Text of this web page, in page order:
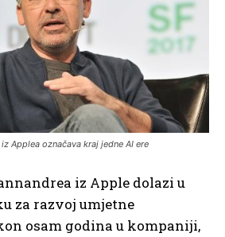
Applea označava kraj jedne AI ere
iz Apple dolazi u
za razvoj umjetne
osam godina u kompaniji,